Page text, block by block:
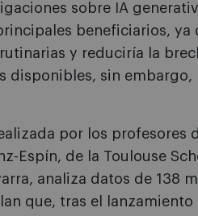
sobre IA
beneficiarios,
y reduciría la
disponibles, sin
por los profesores
Espín, de la Toulouse
analiza datos de 138
que, tras el lanzamiento